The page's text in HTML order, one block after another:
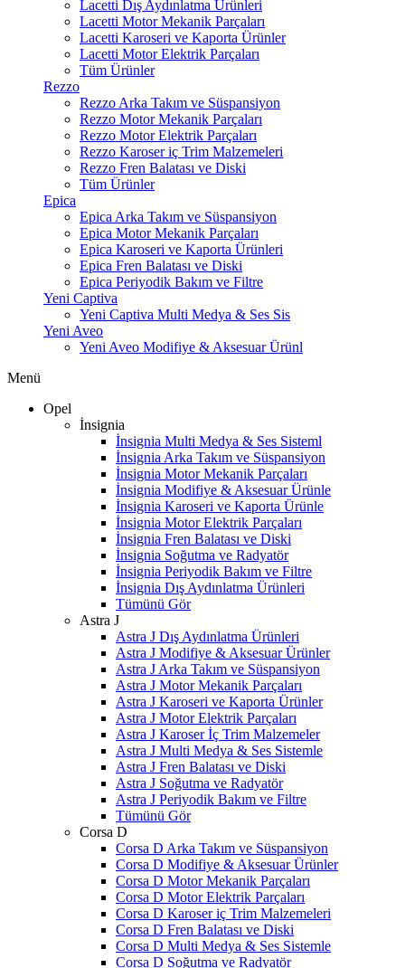
Lacetti Dış Aydınlatma Ürünleri
Lacetti Motor Mekanik Parçaları
Lacetti Karoseri ve Kaporta Ürünler
Lacetti Motor Elektrik Parçaları
Tüm Ürünler
Rezzo
Rezzo Arka Takım ve Süspansiyon
Rezzo Motor Mekanik Parçaları
Rezzo Motor Elektrik Parçaları
Rezzo Karoser iç Trim Malzemeleri
Rezzo Fren Balatası ve Diski
Tüm Ürünler
Epica
Epica Arka Takım ve Süspansiyon
Epica Motor Mekanik Parçaları
Epica Karoseri ve Kaporta Ürünleri
Epica Fren Balatası ve Diski
Epica Periyodik Bakım ve Filtre
Yeni Captiva
Yeni Captiva Multi Medya & Ses Sis
Yeni Aveo
Yeni Aveo Modifiye & Aksesuar Ürünl
Menü
Opel
İnsignia
İnsignia Multi Medya & Ses Sisteml
İnsignia Arka Takım ve Süspansiyon
İnsignia Motor Mekanik Parçaları
İnsignia Modifiye & Aksesuar Ürünle
İnsignia Karoseri ve Kaporta Ürünle
İnsignia Motor Elektrik Parçaları
İnsignia Fren Balatası ve Diski
İnsignia Soğutma ve Radyatör
İnsignia Periyodik Bakım ve Filtre
İnsignia Dış Aydınlatma Ürünleri
Tümünü Gör
Astra J
Astra J Dış Aydınlatma Ürünleri
Astra J Modifiye & Aksesuar Ürünler
Astra J Arka Takım ve Süspansiyon
Astra J Motor Mekanik Parçaları
Astra J Karoseri ve Kaporta Ürünler
Astra J Motor Elektrik Parçaları
Astra J Karoser İç Trim Malzemeler
Astra J Multi Medya & Ses Sistemle
Astra J Fren Balatası ve Diski
Astra J Soğutma ve Radyatör
Astra J Periyodik Bakım ve Filtre
Tümünü Gör
Corsa D
Corsa D Arka Takım ve Süspansiyon
Corsa D Modifiye & Aksesuar Ürünler
Corsa D Motor Mekanik Parçaları
Corsa D Motor Elektrik Parçaları
Corsa D Karoser iç Trim Malzemeleri
Corsa D Fren Balatası ve Diski
Corsa D Multi Medya & Ses Sistemle
Corsa D Soğutma ve Radyatör